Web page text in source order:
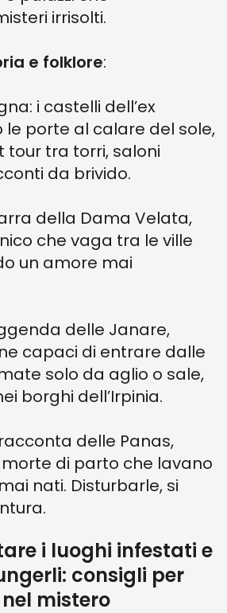
irrisolti.
e folklore:
i castelli dell’ex
le porte al calare del sole,
tour tra torri, saloni
da brivido.
della Dama Velata,
che vaga tra le ville
un amore mai
delle Janare,
capaci di entrare dalle
solo da aglio o sale,
borghi dell’Irpinia.
delle Panas,
di parto che lavano
nati. Disturbarle, si
i luoghi infestati e
consigli per
mistero